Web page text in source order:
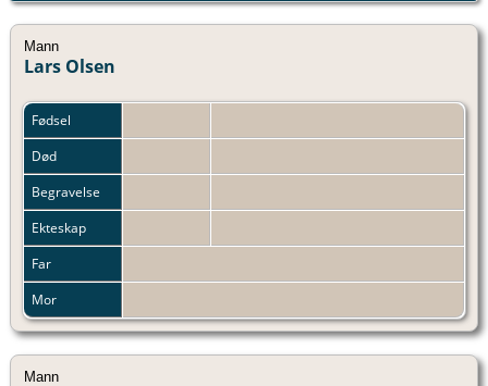
Mann
Lars Olsen
Fødsel
Død
Begravelse
Ekteskap
Far
Mor
Mann